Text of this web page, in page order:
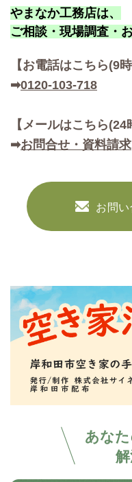
あな
やまなか工務店は、
ご相談・現場調査・
【お電話はこちら(9時
➡0120-103-718
【メールはこちら(24
➡お問合せ・資料請求
お問